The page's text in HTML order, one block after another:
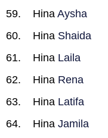
Hina Aysha
Hina Shaida
Hina Laila
Hina Rena
Hina Latifa
Hina Jamila